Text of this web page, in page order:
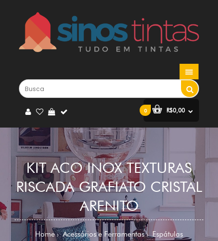
0 R$0,00
KIT ACO INOX TEXTURAS
RISCADA GRAFIATO CRISTAL
ARENITO
Home Acessórios e Ferramentas
Espátulas